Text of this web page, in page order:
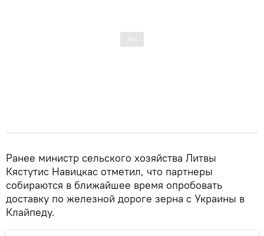
Ранее министр сельского хозяйства Литвы
Кястутис Навицкас отметил, что партнеры
собираются в ближайшее время опробовать
доставку по железной дороге зерна с Украины в
Клайпеду.